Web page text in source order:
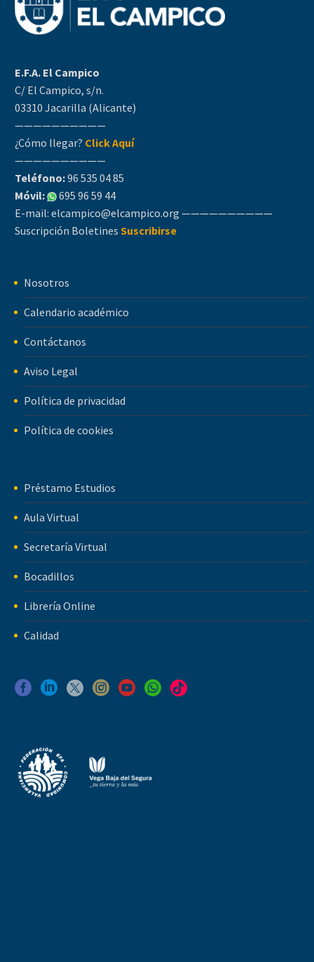
E.F.A. El Campico
C/ El Campico, s/n.
03310 Jacarilla (Alicante)
——————————
¿Cómo llegar? Click Aquí
——————————
Teléfono:96 535 04 85
Móvil:
695 96 59 44
E-mail: elcampico@elcampico.org ——————————
Suscripción Boletines Suscribirse
Nosotros
Calendario académico
Contáctanos
Aviso Legal
Política de privacidad
Política de cookies
Préstamo Estudios
Aula Virtual
Secretaría Virtual
Bocadillos
Librería Online
Calidad